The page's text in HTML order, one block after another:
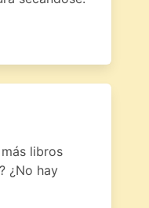
libros
¿No hay